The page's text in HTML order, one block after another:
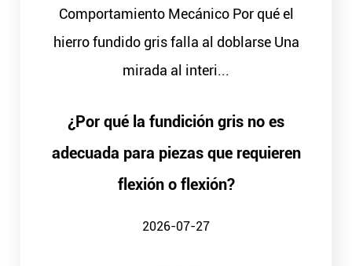
Comportamiento Mecánico Por qué el
hierro fundido gris falla al doblarse Una
mirada al interi...
¿Por qué la fundición gris no es
adecuada para piezas que requieren
flexión o flexión?
2026-07-27